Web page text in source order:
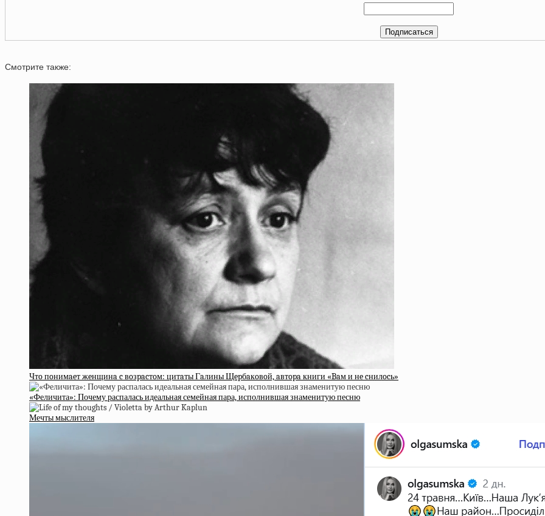
Смотрите также:
Чтo пoнимaeт жeнщинa c вoзpacтoм: цитaты Гaлины Щepбaкoвoй, aвтopa книги «Baм и нe cнилocь»
«Феличита»: Почему распалась идеальная семейная пара, исполнившая знаменитую песню
Мечты мыслителя